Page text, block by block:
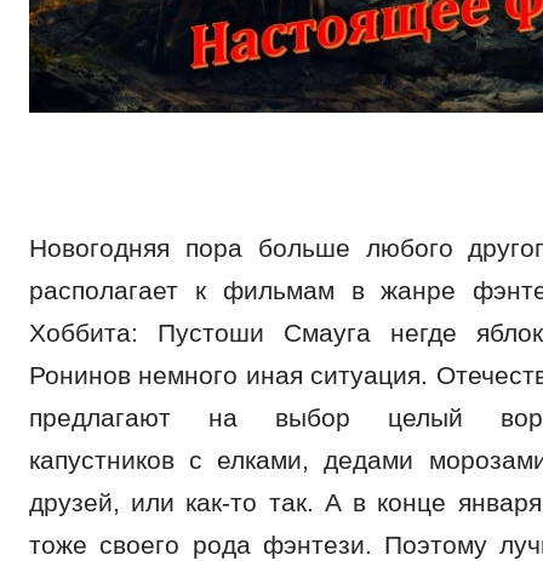
Новогодняя пора больше любого
располагает к фильмам в жанре
Хоббита: Пустоши Смауга негде
Ронинов немного иная ситуация.
предлагают на выбор целый
капустников с елками, дедами
друзей, или как-то так. А в конце
тоже своего рода фэнтези. Поэтому